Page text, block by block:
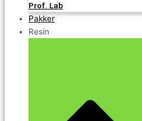
Prof. Lab
Pakker
Resin